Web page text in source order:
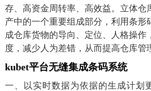
存、高资金周转率、高效益。立体仓
产中的一个重要组成部分，利用条形
成仓库货物的导向、定位、人格操作
度，减少人为差错，从而提高仓库管
kubet平台无缝集成条码系统
一、以实时数据为依据的生成计划